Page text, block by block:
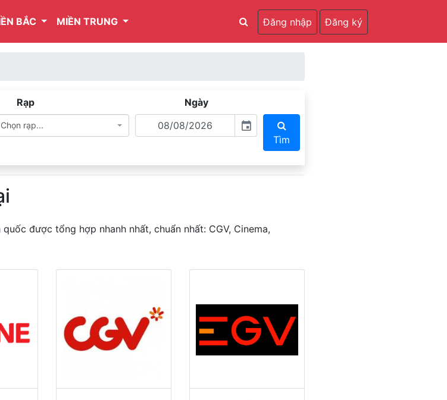
BẮC MIỀN TRUNG Đăng nhập Đăng ký
Rạp
Chọn rạp...
Ngày
event
Tìm
được tổng hợp nhanh nhất, chuẩn nhất: CGV, Cinema,